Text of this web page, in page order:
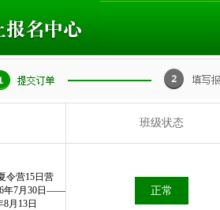
班级状态
令营15日营
年7月30日——
8月13日
正常